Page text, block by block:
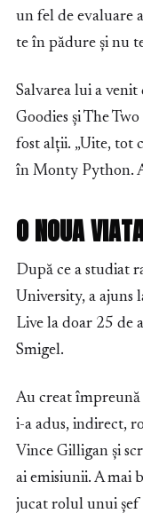
un fel de evaluare
te în pădure și nu
Salvarea lui a
Goodies și The
fost alții. „Uite, tot
în Monty Python.
O NOUA
După ce a studiat
University, a ajuns
Live la doar 25 de
Smigel.
Au creat
i-a adus, indirect,
Vince Gilligan și
ai emisiunii. A mai
jucat rolul unui